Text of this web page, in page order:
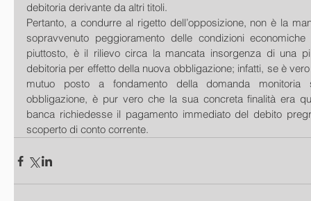
debitoria derivante da altri titoli.
Pertanto, a condurre al rigetto dell’opposizione, non è la
sopravvenuto peggioramento delle condizioni
piuttosto, è il rilievo circa la mancata insorgenza di una
debitoria per effetto della nuova obbligazione; infatti, se è
mutuo posto a fondamento della domanda monitoria
obbligazione, è pur vero che la sua concreta finalità era
banca richiedesse il pagamento immediato del debito
scoperto di conto corrente.